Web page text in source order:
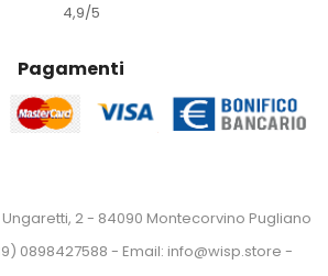
4,9/5
Pagamenti
Ungaretti, 2 - 84090 Montecorvino Pugliano
0898427588 - Email: info@wisp.store -